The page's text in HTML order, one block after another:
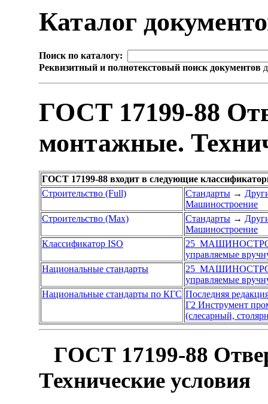
Каталог
Поиск по каталогу:
Реквизитный и полнотекстовый поиск документов
ГОСТ 17199-88
монтажные.
ГОСТ 17199-88 входит в следующие
Строительство (Full)
Стандарты →
Машиностроение
Строительство (Max)
Стандарты →
Машиностроение
Классификатор ISO
25
управляемые
Национальные стандарты
25
управляемые
Национальные стандарты по КГС Последняя
Г2 Инструмент
(слесарный,
ГОСТ 17199-88
Технические условия